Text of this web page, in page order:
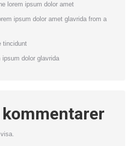
lorem ipsum dolor amet
ipsum dolor amet glavrida from a
tincidunt
dolor glavrida